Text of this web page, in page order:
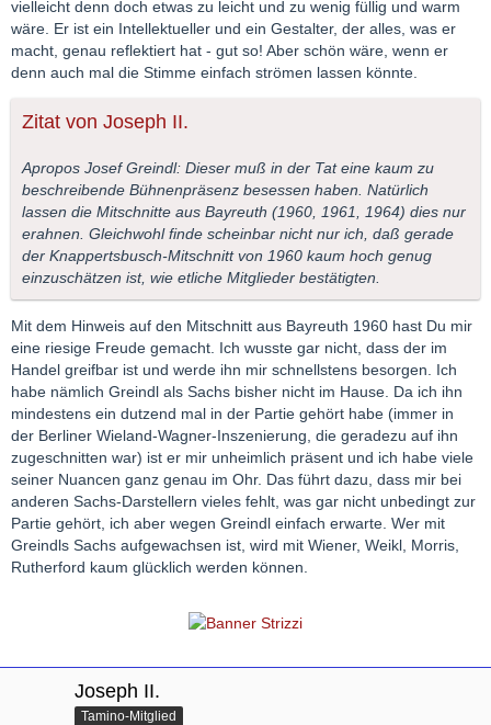
vielleicht denn doch etwas zu leicht und zu wenig füllig und warm
wäre. Er ist ein Intellektueller und ein Gestalter, der alles, was er
macht, genau reflektiert hat - gut so! Aber schön wäre, wenn er
denn auch mal die Stimme einfach strömen lassen könnte.
Zitat von Joseph II.
Apropos Josef Greindl: Dieser muß in der Tat eine kaum zu
beschreibende Bühnenpräsenz besessen haben. Natürlich
lassen die Mitschnitte aus Bayreuth (1960, 1961, 1964) dies nur
erahnen. Gleichwohl finde scheinbar nicht nur ich, daß gerade
der Knappertsbusch-Mitschnitt von 1960 kaum hoch genug
einzuschätzen ist, wie etliche Mitglieder bestätigten.
Mit dem Hinweis auf den Mitschnitt aus Bayreuth 1960 hast Du mir
eine riesige Freude gemacht. Ich wusste gar nicht, dass der im
Handel greifbar ist und werde ihn mir schnellstens besorgen. Ich
habe nämlich Greindl als Sachs bisher nicht im Hause. Da ich ihn
mindestens ein dutzend mal in der Partie gehört habe (immer in
der Berliner Wieland-Wagner-Inszenierung, die geradezu auf ihn
zugeschnitten war) ist er mir unheimlich präsent und ich habe viele
seiner Nuancen ganz genau im Ohr. Das führt dazu, dass mir bei
anderen Sachs-Darstellern vieles fehlt, was gar nicht unbedingt zur
Partie gehört, ich aber wegen Greindl einfach erwarte. Wer mit
Greindls Sachs aufgewachsen ist, wird mit Wiener, Weikl, Morris,
Rutherford kaum glücklich werden können.
Joseph II.
Tamino-Mitglied